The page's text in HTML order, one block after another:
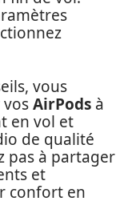
vous
AirPods à
en vol et
de qualité
pas à partager
et
confort en